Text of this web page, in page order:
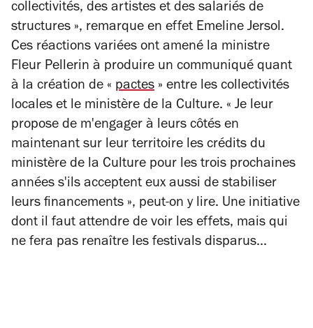
collectivités, des artistes et des salariés de
structures », remarque en effet Emeline Jersol.
Ces réactions variées ont amené la ministre
Fleur Pellerin à produire un communiqué quant
à la création de « pactes » entre les collectivités
locales et le ministère de la Culture. « Je leur
propose de m'engager à leurs côtés en
maintenant sur leur territoire les crédits du
ministère de la Culture pour les trois prochaines
années s'ils acceptent eux aussi de stabiliser
leurs financements », peut-on y lire. Une initiative
dont il faut attendre de voir les effets, mais qui
ne fera pas renaître les festivals disparus...